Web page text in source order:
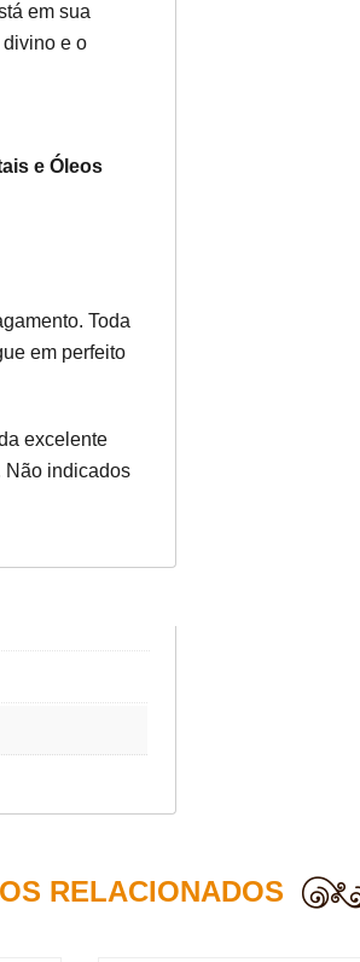
em sua
e o
e Óleos
Toda
em perfeito
excelente
Não indicados
RELACIONADOS